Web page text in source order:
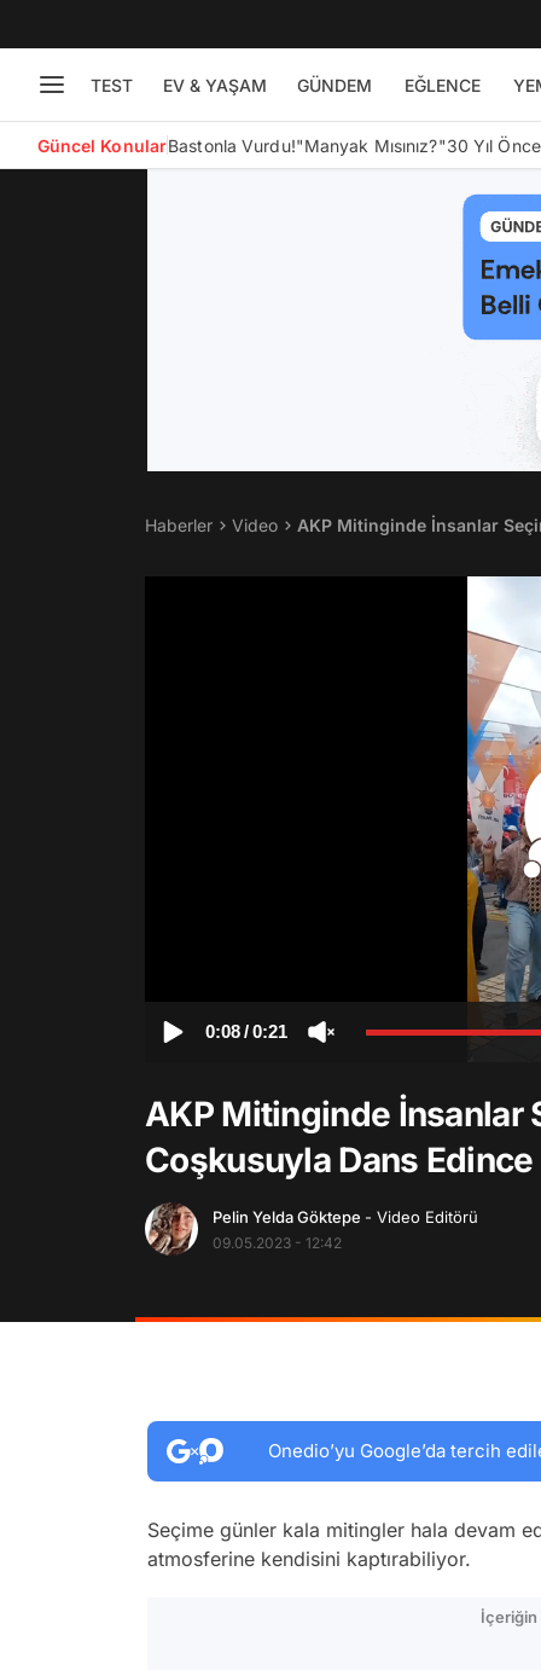
TEST EV & YAŞAM GÜNDEM EĞLENCE
Güncel KonularBastonla Vurdu!"Manyak Mısınız?"30 Yıl
Haberler Video AKP Mitinginde İnsanlar
0:08/0:21
AKP Mitinginde İnsanlar
Coşkusuyla Dans
Pelin Yelda Göktepe - Video Editörü
09.05.2023 - 12:42
Onedio’yu Google’da tercih
Seçime günler kala mitingler hala devam
atmosferine kendisini kaptırabiliyor.
İçeriğin